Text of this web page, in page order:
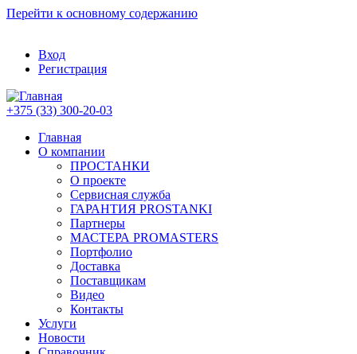
Перейти к основному содержанию
Вход
Регистрация
+375 (33) 300-20-03
Главная
О компании
ПРОСТАНКИ
О проекте
Сервисная служба
ГАРАНТИЯ PROSTANKI
Партнеры
МАСТЕРА PROMASTERS
Портфолио
Доставка
Поставщикам
Видео
Контакты
Услуги
Новости